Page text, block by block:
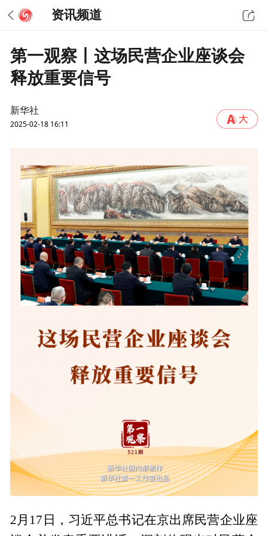
资讯频道
第一观察丨这场民营企业座谈会
释放重要信号
新华社
2025-02-18 16:11
2月17日，习近平总书记在京出席民营企业座